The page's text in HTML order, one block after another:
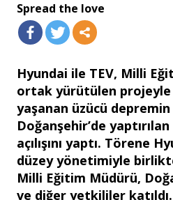
Spread the love
Hyundai ile TEV, Milli
ortak yürütülen projeyle
yaşanan üzücü
Doğanşehir’de
açılışını yaptı. Törene
düzey yönetimiyle
Milli Eğitim Müdürü,
ve diğer yetkililer